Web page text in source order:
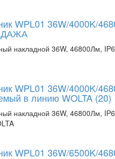
WPL01 36W/4000K/
накладной 36W, 46800Лм,
WPL01 36W/4000K/
в линию WOLTA (20)
накладной 36W, 46800Лм,
WPL01 36W/6500K/